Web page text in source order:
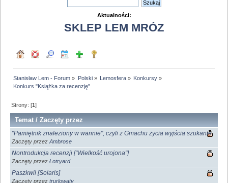
Aktualności:
SKLEP LEM MRÓZ
Stanisław Lem - Forum » Polski» Lemosfera» Konkursy »
Konkurs "Książka za recenzję"
Strony: [1]
Temat /Zaczęty przez
"Pamiętnik znaleziony w wannie", czyli z Gmachu życia wyjścia szukanie
Zaczęty przez Ambrose
Nontrodukcja recenzji ["Wielkość urojona"]
Zaczęty przez Łotryard
Paszkwil [Solaris]
Zaczęty przez trurlowaty